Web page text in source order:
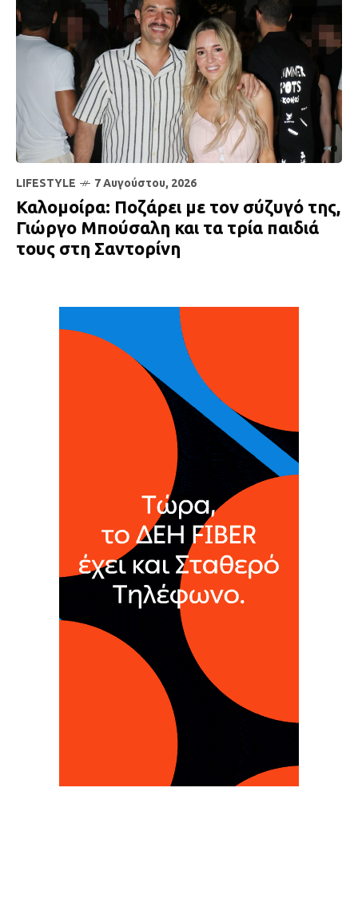
LIFESTYLE 7 Αυγούστου, 2026
Καλομοίρα: Ποζάρει με τον σύζυγό της,
Γιώργο Μπούσαλη και τα τρία παιδιά
τους στη Σαντορίνη